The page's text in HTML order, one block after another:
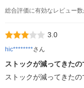
総合評価に有効なレビュー
3.0
hic********さん
ストックが減ってきた
ストックが減ってきたの